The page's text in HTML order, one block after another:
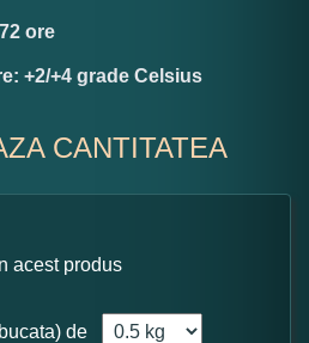
ore
+2/+4 grade Celsius
CANTITATEA
acest produs
de